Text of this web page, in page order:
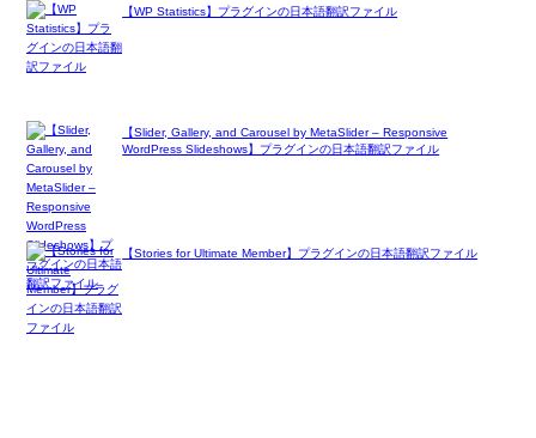
【WP Statistics】プラグインの日本語翻訳ファイル
【Slider, Gallery, and Carousel by MetaSlider – Responsive
WordPress Slideshows】プラグインの日本語翻訳ファイル
【Stories for Ultimate Member】プラグインの日本語翻訳ファイル